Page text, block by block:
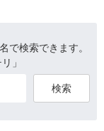
で検索できます。
」
検索